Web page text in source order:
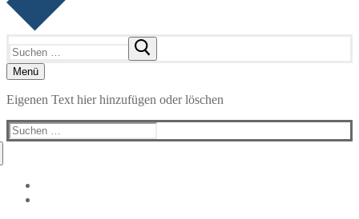
nach:
Menü
Eigenen Text hier hinzufügen oder löschen
Suchen
nach: